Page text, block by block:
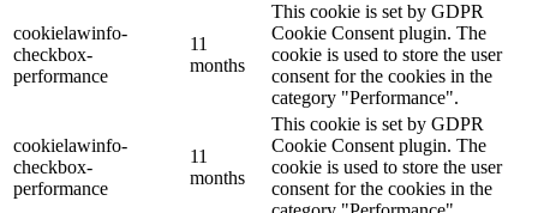
cookielawinfo-
checkbox-
performance
11
months
This cookie is set by GDPR
Cookie Consent plugin. The
cookie is used to store the user
consent for the cookies in the
category "Performance".
cookielawinfo-
checkbox-
performance
11
months
This cookie is set by GDPR
Cookie Consent plugin. The
cookie is used to store the user
consent for the cookies in the